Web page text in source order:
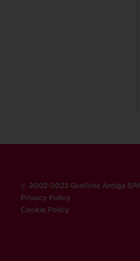
© 2002-2022 Grafiche Antiga
Privacy Policy
Cookie Policy